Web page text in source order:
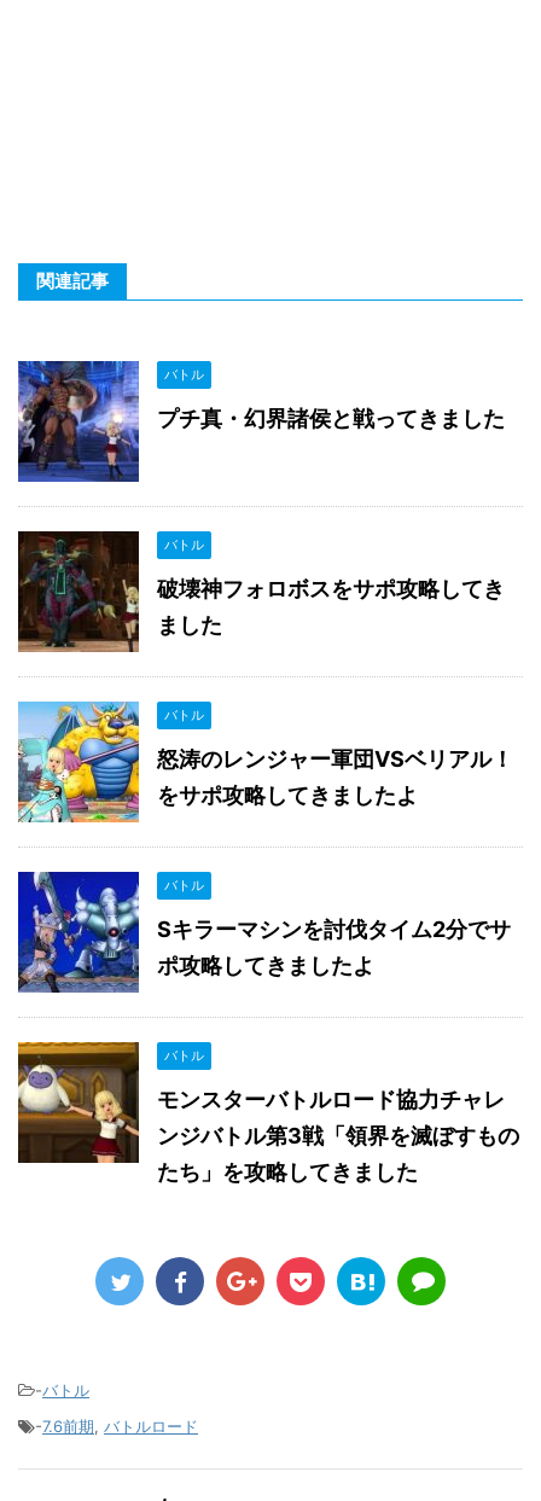
関連記事
バトル
プチ真・幻界諸侯と戦ってきました
バトル
破壊神フォロボスをサポ攻略してき
ました
バトル
怒涛のレンジャー軍団VSベリアル！
をサポ攻略してきましたよ
バトル
Sキラーマシンを討伐タイム2分でサ
ポ攻略してきましたよ
バトル
モンスターバトルロード協力チャレ
ンジバトル第3戦「領界を滅ぼすもの
たち」を攻略してきました
-バトル
-7.6前期, バトルロード